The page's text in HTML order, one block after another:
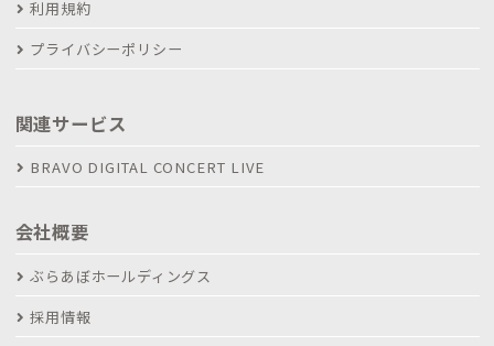
利用規約
プライバシーポリシー
関連サービス
BRAVO DIGITAL CONCERT LIVE
会社概要
ぶらあぼホールディングス
採用情報